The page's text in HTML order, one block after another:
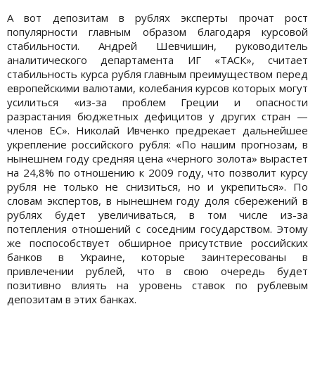
А вот депозитам в рублях эксперты прочат рост
популярности главным образом благодаря курсовой
стабильности. Андрей Шевчишин, руководитель
аналитического департамента ИГ «ТАСК», считает
стабильность курса рубля главным преимуществом перед
европейскими валютами, колебания курсов которых могут
усилиться «из-за проблем Греции и опасности
разрастания бюджетных дефицитов у других стран —
членов ЕС». Николай Ивченко предрекает дальнейшее
укрепление российского рубля: «По нашим прогнозам, в
нынешнем году средняя цена «черного золота» вырастет
на 24,8% по отношению к 2009 году, что позволит курсу
рубля не только не снизиться, но и укрепиться». По
словам экспертов, в нынешнем году доля сбережений в
рублях будет увеличиваться, в том числе из-за
потепления отношений с соседним государством. Этому
же поспособствует обширное присутствие российских
банков в Украине, которые заинтересованы в
привлечении рублей, что в свою очередь будет
позитивно влиять на уровень ставок по рублевым
депозитам в этих банках.